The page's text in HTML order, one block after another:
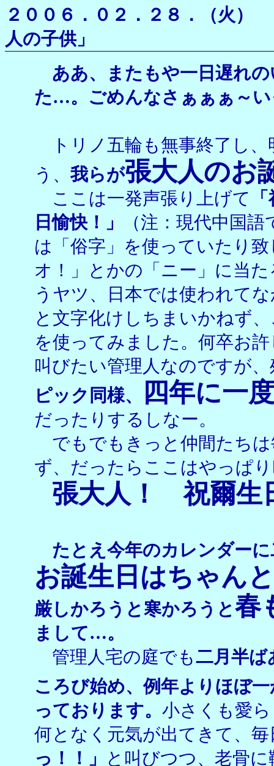
２００６．０２．２８．
人の子供」
ああ、またもや一日遅れ
た…。ごめんなさぁぁぁ～い
トリノ五輪も無事終了し、
う、我らが張大人のお
ここは一発声張り上げて
日愉快！」
（注：現代中国
は「俗字」を使っていたり
オ！」とかの「ニー」に当
うヤツ、日本では使われて
と文字化けしちまいかねず
を使ってみました。何卒お
叫びたい管理人なのですが
ピック同様、
四年に一
だったりするしなー。
でもでもきっと仲間たち
ず、だったらここはやっぱ
張大人！ 祝爾生
たとえ今年のカレンダー
お誕生日はちゃん
厳しかろうと寒かろうと春
まして…。
管理人宅の庭でも二月半ば
ころび始め、例年よりほぼ
っております。小さくも愛
何となく元気が出てきて、毎
っ！！」
と叫びつつ、老骨